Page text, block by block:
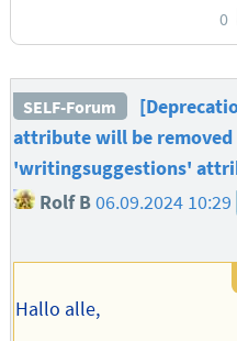
0
SELF-Forum
attribute will be
'writingsuggestions'
Rolf B 06.09.2024 10:29
Hallo alle,